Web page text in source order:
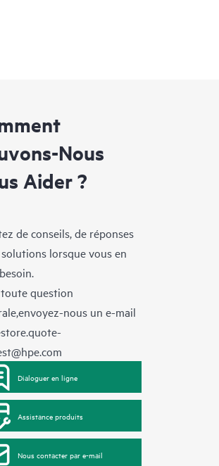
Nous
Aider ?
de conseils, de réponses
lorsque vous en
question
nous un e-mail
Dialoguer en ligne
Assistance produits
Nous contacter par e-mail